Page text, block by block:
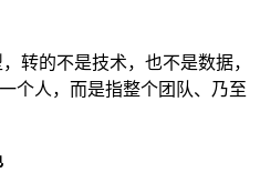
转的不是技术，也不是数据，
个人，而是指整个团队、乃至